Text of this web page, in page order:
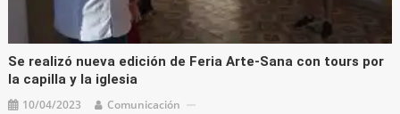
Se realizó nueva edición de Feria Arte-Sana con tours por
la capilla y la iglesia
10/04/2023 Comunicación